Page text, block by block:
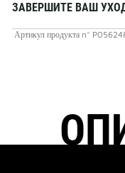
ЗАВЕРШИТЕ ВАШ
Артикул продукта n°